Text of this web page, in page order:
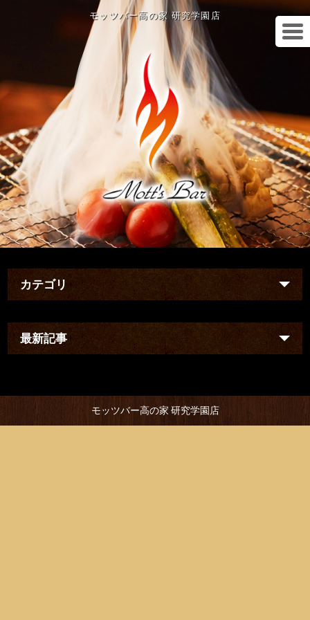
モッツバー高の家 研究学園店
カテゴリ
最新記事
モッツバー高の家 研究学園店